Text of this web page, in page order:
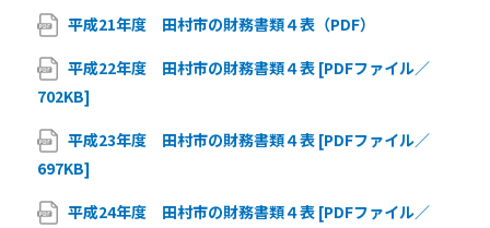
平成21年度 田村市の財務書類４表（PDF）
平成22年度 田村市の財務書類４表 [PDFファイル／
702KB]
平成23年度 田村市の財務書類４表 [PDFファイル／
697KB]
平成24年度 田村市の財務書類４表 [PDFファイル／